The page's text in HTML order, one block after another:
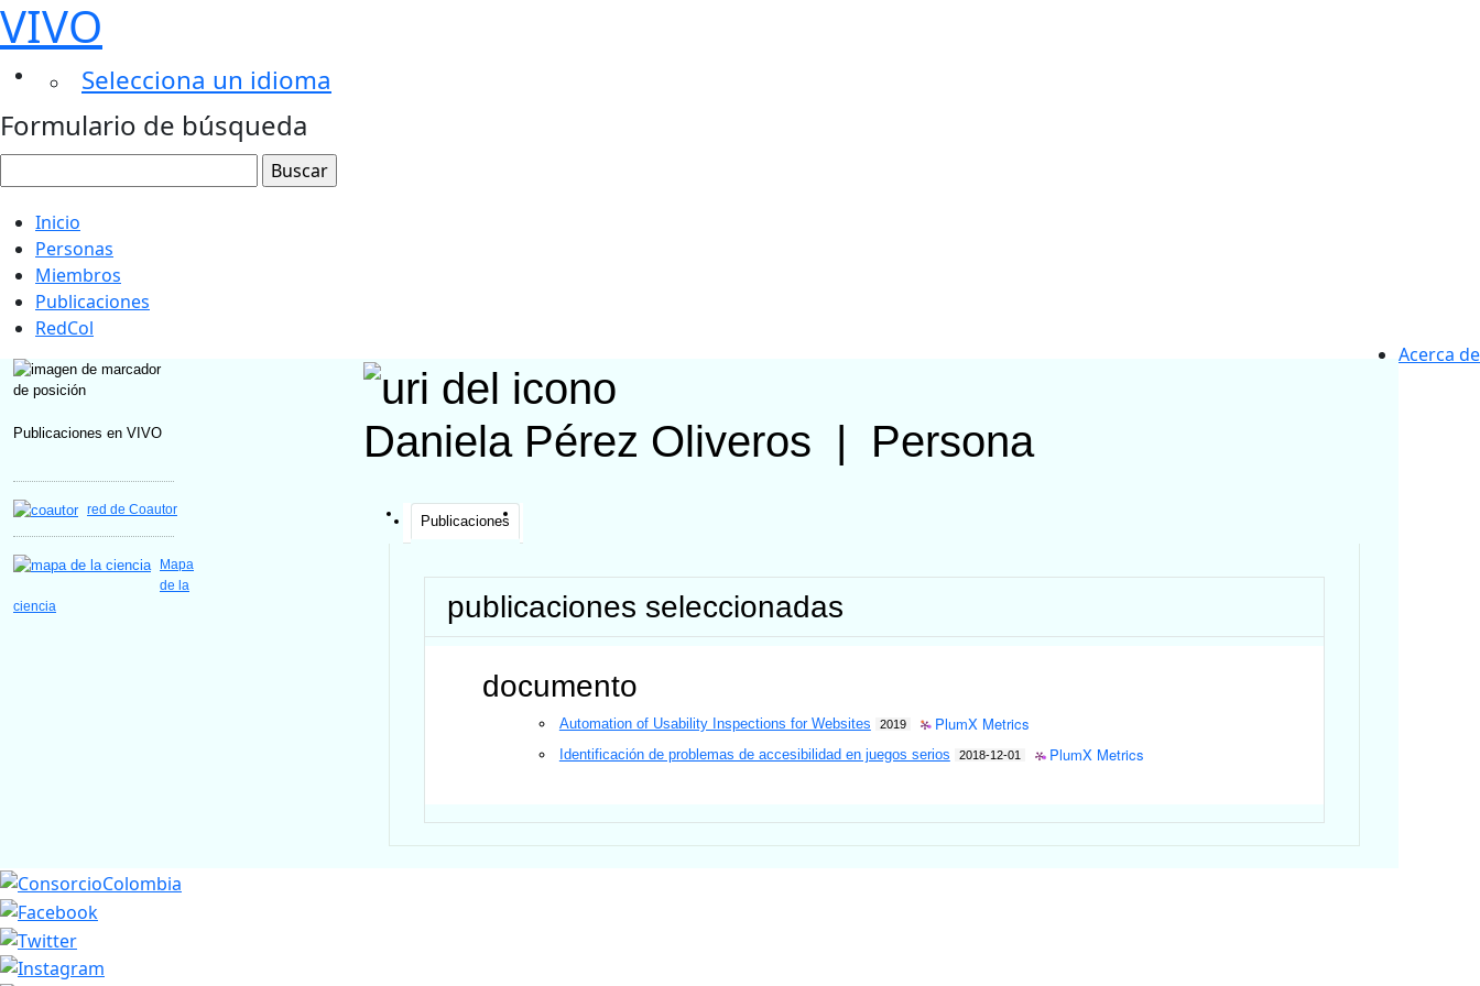
VIVO
Selecciona un idioma
Formulario de búsqueda
Inicio
Personas
Miembros
Publicaciones
RedCol
Acerca de
Publicaciones en VIVO
red de Coautor
Mapa
de la
ciencia
Daniela Pérez Oliveros Persona
Publicaciones
publicaciones seleccionadas
documento
Automation of Usability Inspections for Websites 2019 PlumX Metrics
Identificación de problemas de accesibilidad en juegos serios 2018-12-01 PlumX Metrics